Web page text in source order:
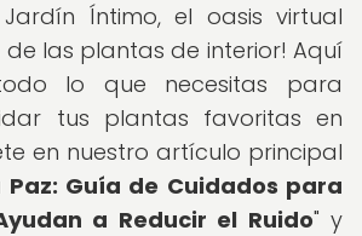
Jardín Íntimo, el oasis virtual
las plantas de interior! Aquí
lo que necesitas para
tus plantas favoritas en
en nuestro artículo principal
Guía de Cuidados para
a Reducir el Ruido" y